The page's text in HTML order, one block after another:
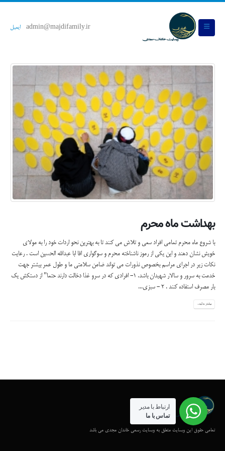
admin@majdifamily.ir ایمیل
بهداشت ماه محرم
با شروع ماه محرم تمامی افراد سعی و تلاش می کنند تا به بهترین نحو اردات خود را به مولای
خویش نشان دهند و این یکی از رموز ناشناخته محرم و سوگواری اقا ابا عبدالله الحسین است . رعایت
نکات زیر در اجرای مراسم بخصوص نذورات می تواند ضامن سلامتی ما و طول عمر بیشتر جهت
خدمت به سرور و سالار شهیدان باشد. 1- افرادی که در سرو غذا دخالت دارند حتما" از دستکش یک
بار مصرف استفاده کنند . 2 - سبزی...
بیشتر بدانید...
تمامی حقوق این وبسایت متعلق به وبسایت رسمی خاندان مجدی می باشد
ارتباط با مدیر
تماس با ما